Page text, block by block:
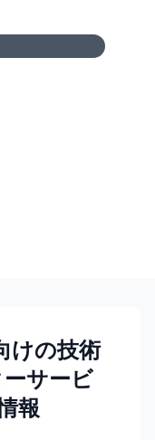
けの技術
ーサービ
報